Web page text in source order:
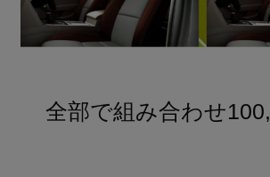
全部で組み合わせ